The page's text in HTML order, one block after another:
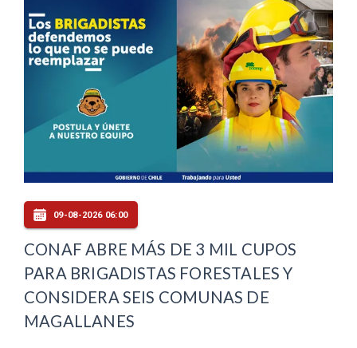
09-08-2026 06:00
CONAF ABRE MÁS DE 3 MIL CUPOS
PARA BRIGADISTAS FORESTALES Y
CONSIDERA SEIS COMUNAS DE
MAGALLANES